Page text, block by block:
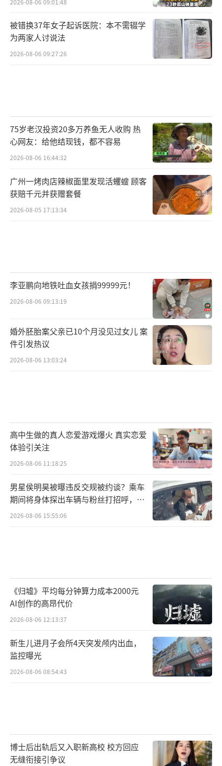
被错换37年女子起诉医院：本不需辍学
为两家人讨说法
2026-08-06 09:27:26
75岁老汉投资20多万养鱼无人收购 热
心网友：给他结现钱，都不容易
2026-08-06 16:44:32
广州一烤肉店辣椒面里发现活蠼螋 顾客
获赔千元并获赠套餐
2026-08-05 17:13:34
李亚鹏向地铁吐血女孩捐99999元！
2026-08-06 09:13:19
婚外胚胎案父亲已10个月没见过女儿 案
件引发热议
2026-08-06 13:03:24
高中生做的真人恋爱游戏爆火 真实恋爱
体验引关注
2026-08-06 11:18:25
男星侯明昊被曝违反交规被约谈？乘车
期间将身体探出车辆与粉丝打招呼，当
地交警回应
2026-08-06 15:55:06
《归墟》平均每分钟算力成本2000元
AI创作的高昂代价
2026-08-06 12:13:37
新生儿进月子会所4天突发颅内出血，
监控曝光
2026-08-06 08:54:43
博士后出轨后又入职新高校 校方回应
无缝衔接引争议